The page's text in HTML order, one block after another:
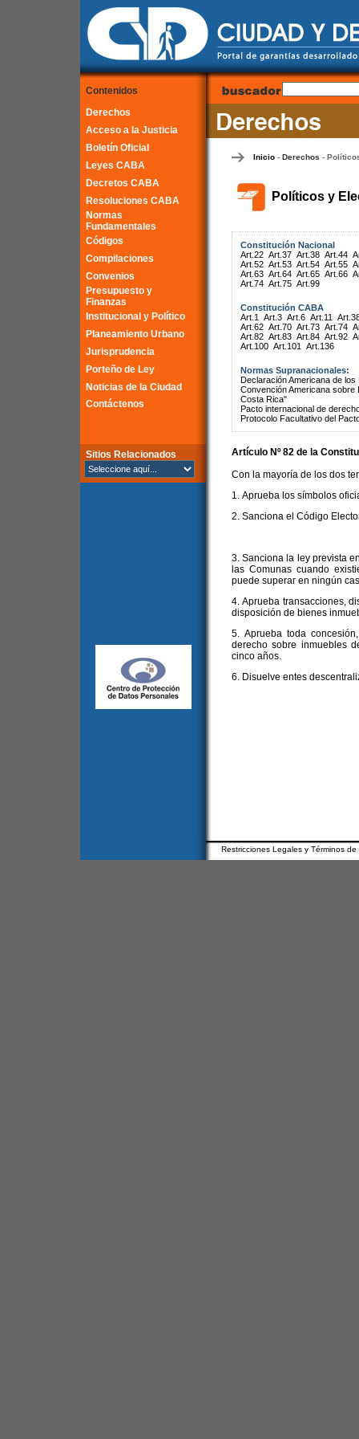
Contenidos
Derechos
Acceso a la Justicia
Boletín Oficial
Leyes CABA
Decretos CABA
Resoluciones CABA
Normas
Fundamentales
Códigos
Compilaciones
Convenios
Presupuesto y
Finanzas
Institucional y Político
Planeamiento Urbano
Jurisprudencia
Porteño de Ley
Noticias de la Ciudad
Contáctenos
Sitios Relacionados
Inicio- Derechos -
Políticos y
Constitución Nacional
Art.22 Art.37 Art.38 Art.44
Art.52 Art.53 Art.54 Art.55
Art.63 Art.64 Art.65 Art.66
Art.74 Art.75 Art.99
Constitución CABA
Art.1
Art.3 Art.6 Art.11
Art.62 Art.70 Art.73 Art.74
Art.82 Art.83 Art.84 Art.92
Art.100 Art.101 Art.136
Normas Supranacionales:
Declaración Americana de
Convención Americana
Costa Rica"
Pacto internacional de
Protocolo Facultativo del
Artículo Nº 82 de la
Con la mayoría de los dos
1. Aprueba los símbolos
2. Sanciona el Código
3. Sanciona la ley prevista
las Comunas cuando
puede superar en ningún
4. Aprueba transacciones,
disposición de bienes
5. Aprueba toda
derecho sobre inmuebles
cinco años.
6. Disuelve entes
Restricciones Legales y Términos de